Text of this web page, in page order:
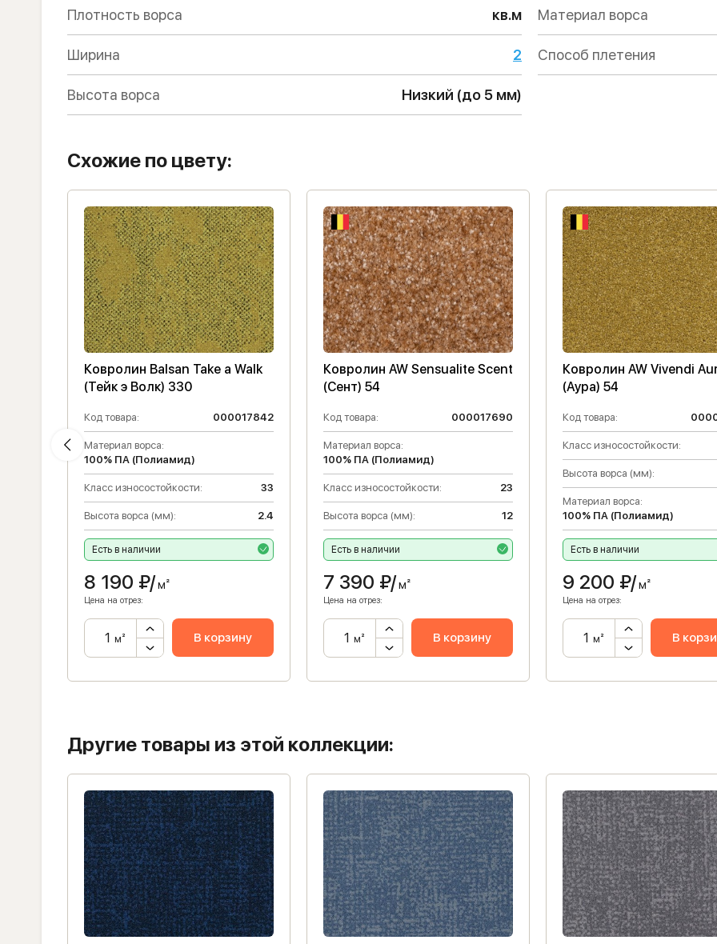
Плотность ворса кв.м Материал ворса
Ширина 2 Способ плетения
Высота ворса Низкий (до 5 мм)
Схожие по цвету:
Ковролин Balsan Take a Walk
(Тейк э Волк) 330
Код товара: 000017842
Материал ворса:
100% ПА (Полиамид)
Класс износостойкости: 33
Высота ворса (мм): 2.4
Есть в наличии
8 190 ₽/м²
Цена на отрез:
м² В корзину
Ковролин AW Sensualite Scent
(Сент) 54
Код товара: 000017690
Материал ворса:
100% ПА (Полиамид)
Класс износостойкости: 23
Высота ворса (мм): 12
Есть в наличии
7 390 ₽/м²
Цена на отрез:
м² В корзину
Ковролин AW Vivendi
(Аура) 54
Код товара:
Класс износостойкости:
Высота ворса (мм):
Материал ворса:
100% ПА (Полиамид)
Есть в наличии
9 200 ₽/м²
Цена на отрез:
м² В
Другие товары из этой коллекции: